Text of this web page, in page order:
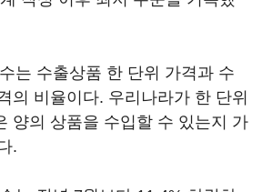
는 수출상품 한 단위 가격과 수
의 비율이다. 우리나라가 한 단위
양의 상품을 수입할 수 있는지 가
.